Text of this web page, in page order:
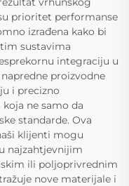
prioritet performanse
izrađena kako bi
sustavima
integraciju u
proizvodne
i precizno
ne samo da
standarde. Ova
klijenti mogu
najzahtjevnijim
ili poljoprivrednim
nove materijale i